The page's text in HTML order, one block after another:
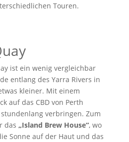
Touren.
ist ein wenig vergleichbar
entlang des Yarra Rivers in
kleiner. Mit einem
auf das CBD von Perth
verbringen. Zum
das „Island Brew House“, wo
Sonne auf der Haut und das